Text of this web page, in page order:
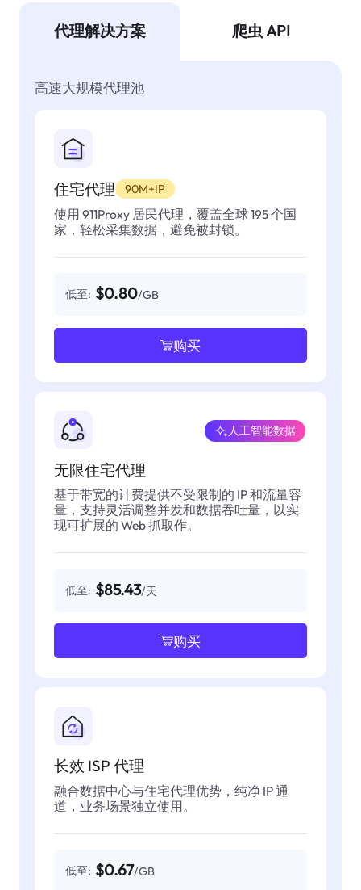
代理解决方案 爬虫 API
高速大规模代理池
住宅代理 90M+IP
使用 911Proxy 居民代理，覆盖全球 195 个国
家，轻松采集数据，避免被封锁。
低至: $0.80/GB
购买
无限住宅代理
人工智能数据
基于带宽的计费提供不受限制的 IP 和流量容
量，支持灵活调整并发和数据吞吐量，以实
现可扩展的 Web 抓取作。
低至: $85.43/天
购买
长效 ISP 代理
融合数据中心与住宅代理优势，纯净 IP 通
道，业务场景独立使用。
低至: $0.67/GB